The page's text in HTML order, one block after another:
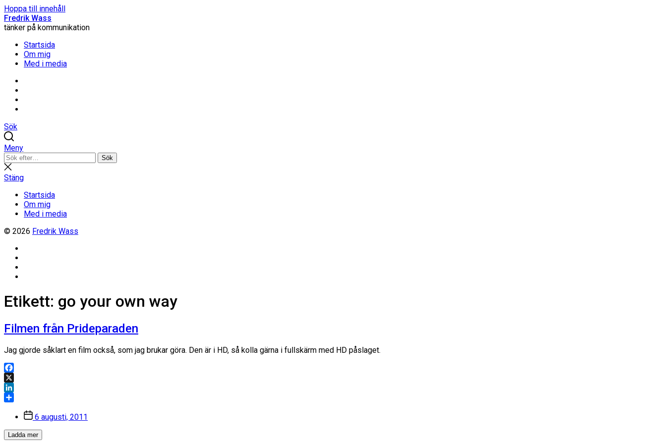
Hoppa till innehåll
Fredrik Wass
tänker på kommunikation
Startsida
Om mig
Med i media
Sök
Meny
Sök
efter:
Sök
Stäng
sökning
Stäng
Startsida
Om mig
Med i media
© 2026 Fredrik Wass
Etikett: go your own way
Filmen från Prideparaden
Jag gjorde såklart en film också, som jag brukar göra. Den är i HD, så kolla gärna i fullskärm med HD påslaget.
Facebook
X
LinkedIn
Inläggsdatum
6 augusti, 2011
Ladda mer